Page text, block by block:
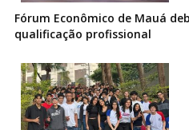
Fórum Econômico de Mauá
qualificação profissional